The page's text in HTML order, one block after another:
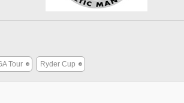
Tour Ryder Cup